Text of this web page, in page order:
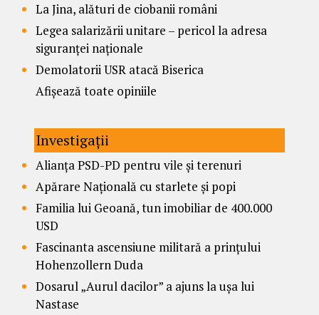
La Jina, alături de ciobanii români
Legea salarizării unitare – pericol la adresa
siguranței naționale
Demolatorii USR atacă Biserica
Afișează toate opiniile
Investigații
Alianța PSD-PD pentru vile și terenuri
Apărare Națională cu starlete și popi
Familia lui Geoană, tun imobiliar de 400.000
USD
Fascinanta ascensiune militară a prințului
Hohenzollern Duda
Dosarul „Aurul dacilor” a ajuns la ușa lui
Nastase